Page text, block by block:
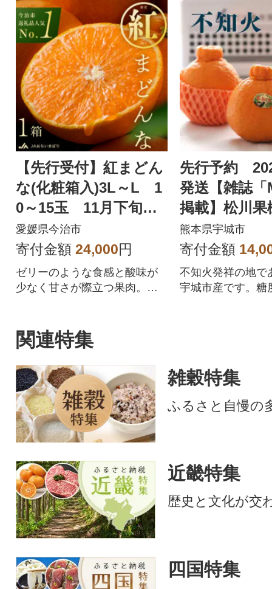
【先行受付】紅まどん
な(化粧箱入)3L～L 1
0～15玉 11月下旬～1
2月下旬にお届け
愛媛県今治市
寄付金額 24,000円
ゼリーのような食感と酸味が
少なく甘さが際立つ果肉。み
先行予約
発送【雑誌「
掲載】松川果
知火3kgデコ
知火発祥地産
熊本県宇城市
寄付金額
不知火発祥の地で
宇城市産です。糖
関連特集
雑穀特集
ふるさと自慢の
近畿特集
歴史と文化が交
四国特集